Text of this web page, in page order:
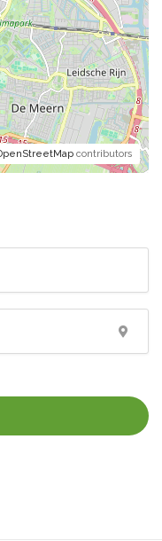
contributors